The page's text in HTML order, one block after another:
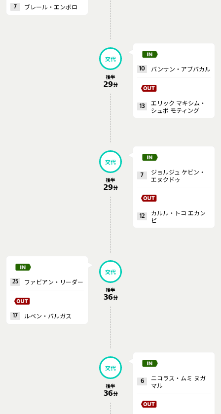
7 ブレール・エンボロ
交代
後半
29分
10 バンサン・アブバカル
13
エリック マキシム・
シュポ モティング
交代
後半
29分
7
ジョルジュ ケビン・
エヌクドゥ
12
カルル・トコ エカン
ビ
25 ファビアン・リーダー
17 ルベン・バルガス
交代
後半
36分
交代
後半
36分
6
ニコラス・ムミ ヌガ
マル